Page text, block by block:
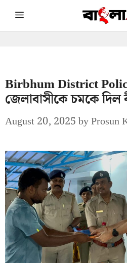
Skip Menu
Birbhum District
জেলাবাসীকে চমকে
August 20, 2025byProsun